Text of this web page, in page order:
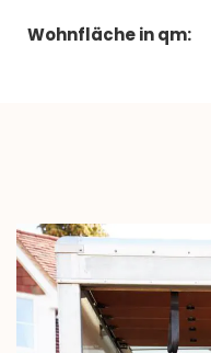
Wohnfläche in qm: